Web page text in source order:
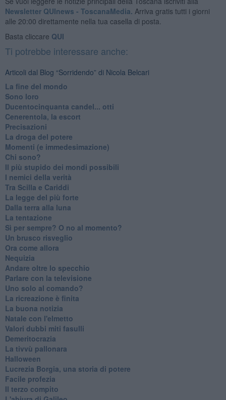
Newsletter QUInews - ToscanaMedia. Arriva gratis tutti i giorni
alle 20:00 direttamente nella tua casella di posta.
Basta cliccare QUI
Ti potrebbe interessare anche:
Articoli dal Blog “Sorridendo” di Nicola Belcari
La fine del mondo
Sono loro
Ducentocinquanta candel... otti
Cenerentola, la escort
Precisazioni
La droga del potere
Momenti (e immedesimazione)
Chi sono?
Il più stupido dei mondi possibili
I nemici della verità
Tra Scilla e Cariddi
La legge del più forte
Dalla terra alla luna
La tentazione
​Sì per sempre? O no al momento?
Un brusco risveglio
Ora come allora
Nequizia
Andare oltre lo specchio
Parlare con la televisione
Uno solo al comando?
La ricreazione è finita
La buona notizia
Natale con l'elmetto
Valori dubbi miti fasulli
Demeritocrazia
La tivvù pallonara
Halloween
​Lucrezia Borgia, una storia di potere
Facile profezia
Il terzo compito